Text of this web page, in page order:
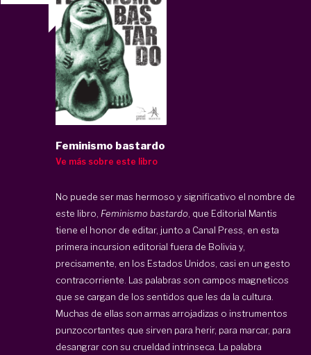
Feminismo bastardo
Ve más sobre este libro
No puede ser mas hermoso y significativo el nombre de
este libro, Feminismo bastardo , que Editorial Mantis
tiene el honor de editar, junto a Canal Press, en esta
primera incursion editorial fuera de Bolivia y,
precisamente, en los Estados Unidos, casi en un gesto
contracorriente. Las palabras son campos magneticos
que se cargan de los sentidos que les da la cultura.
Muchas de ellas son armas arrojadizas o instrumentos
punzocortantes que sirven para herir, para marcar, para
desangrar con su crueldad intrinseca. La palabra